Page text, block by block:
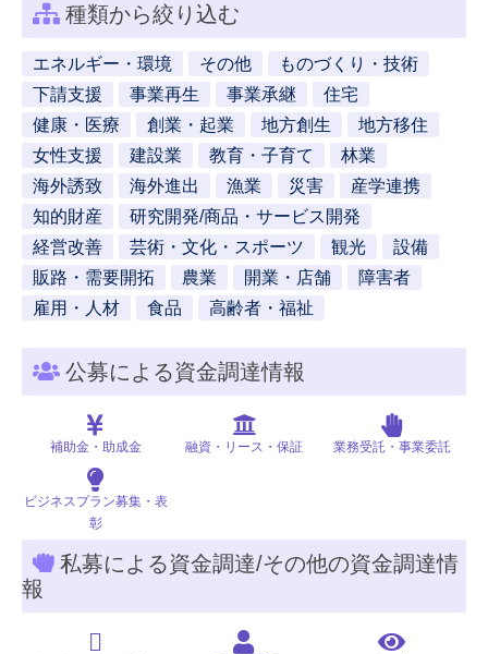
種類から絞り込む
エネルギー・環境 その他
ものづくり・技術
下請支援
事業再生 事業承継
住宅
健康・医療
創業・起業 地方創生
地方移住
女性支援
建設業 教育・子育て
林業
海外誘致
海外進出 漁業 災害
産学連携
知的財産
研究開発/商品・サービス開発
経営改善
芸術・文化・スポーツ 観光
設備
販路・需要開拓
農業 開業・店舗
障害者
雇用・人材
食品 高齢者・福祉
公募による資金調達情報
補助金・助成金 融資・リース・保証 業務受託・事業委託
ビジネスプラン募集・表
彰
私募による資金調達/その他の資金調達情
報